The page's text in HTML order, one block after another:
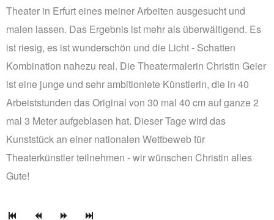
Theater in Erfurt eines meiner Arbeiten ausgesucht und
malen lassen. Das Ergebnis ist mehr als überwältigend. Es
ist riesig, es ist wunderschön und die Licht - Schatten
Kombination nahezu real. Die Theatermalerin Christin Geier
ist eine junge und sehr ambitioniete Künstlerin, die in 40
Arbeiststunden das Original von 30 mal 40 cm auf ganze 2
mal 3 Meter aufgeblasen hat. Dieser Tage wird das
Kunststück an einer nationalen Wettbeweb für
Theaterkünstler teilnehmen - wir wünschen Christin alles
Gute!